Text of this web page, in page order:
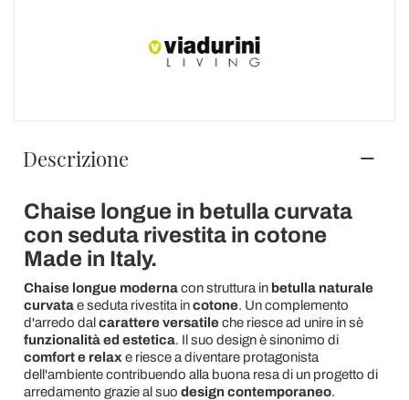
Descrizione
Chaise longue in betulla curvata
con seduta rivestita in cotone
Made in Italy.
Chaise longue modernacon struttura in betulla naturale
curvatae seduta rivestita incotone. Un complemento
d'arredo dal carattere versatileche riesce ad unire in sè
funzionalità ed estetica. Il suo design è sinonimo di
comfort e relax e riesce a diventare protagonista
dell'ambiente contribuendo alla buona resa di un progetto di
arredamento grazie al suo design contemporaneo.